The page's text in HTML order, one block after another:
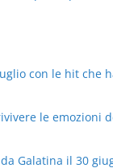
con le hit che
le emozioni
Galatina il 30